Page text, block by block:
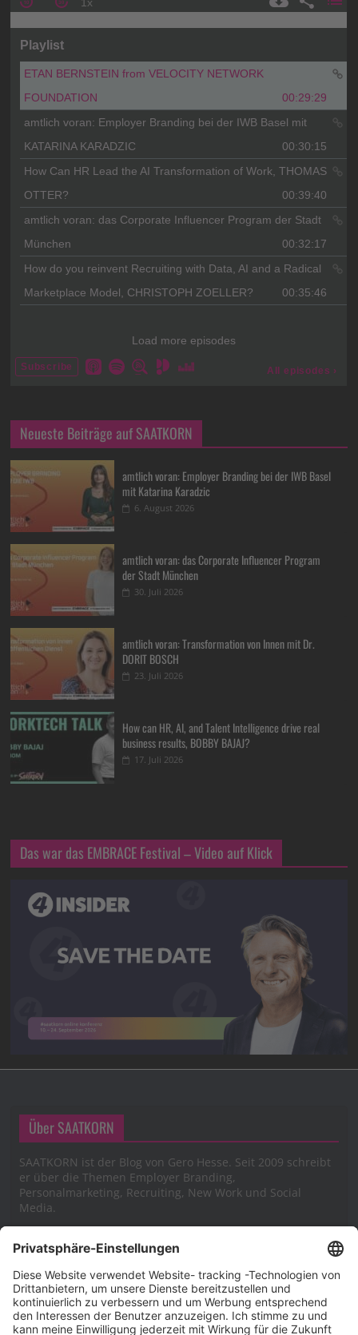
Neueste Beiträge auf SAATKORN
amtlich voran: Employer Branding bei der IWB Basel
mit Katarina Karadzic
6. August 2026
amtlich voran: das Corporate Influencer Program
der Stadt München
30. Juli 2026
amtlich voran: Transformation von Innen mit Dr.
DORIT BOSCH
23. Juli 2026
How can HR, AI, and Talent Intelligence drive real
business results, BOBBY BAJAJ?
17. Juli 2026
Das war das EMBRACE Festival – Video auf Klick
Über SAATKORN
SAATKORN ist der Blog von Gero Hesse. Seit 2009 schreibt
er über die Themen Employer Branding,
Personalmarketing, Recruiting, New Work und Social
Media.
Impressum
Impressum